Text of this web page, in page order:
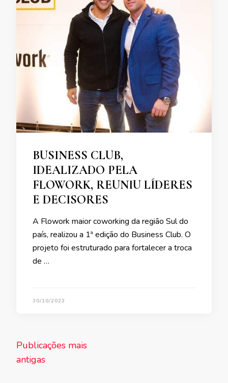
BUSINESS CLUB,
IDEALIZADO PELA
FLOWORK, REUNIU LÍDERES
E DECISORES
A Flowork maior coworking da região Sul do
país, realizou a 1ª edição do Business Club. O
projeto foi estruturado para fortalecer a troca
de …
30/10/2023
Navegação
por
Publicações mais
antigas